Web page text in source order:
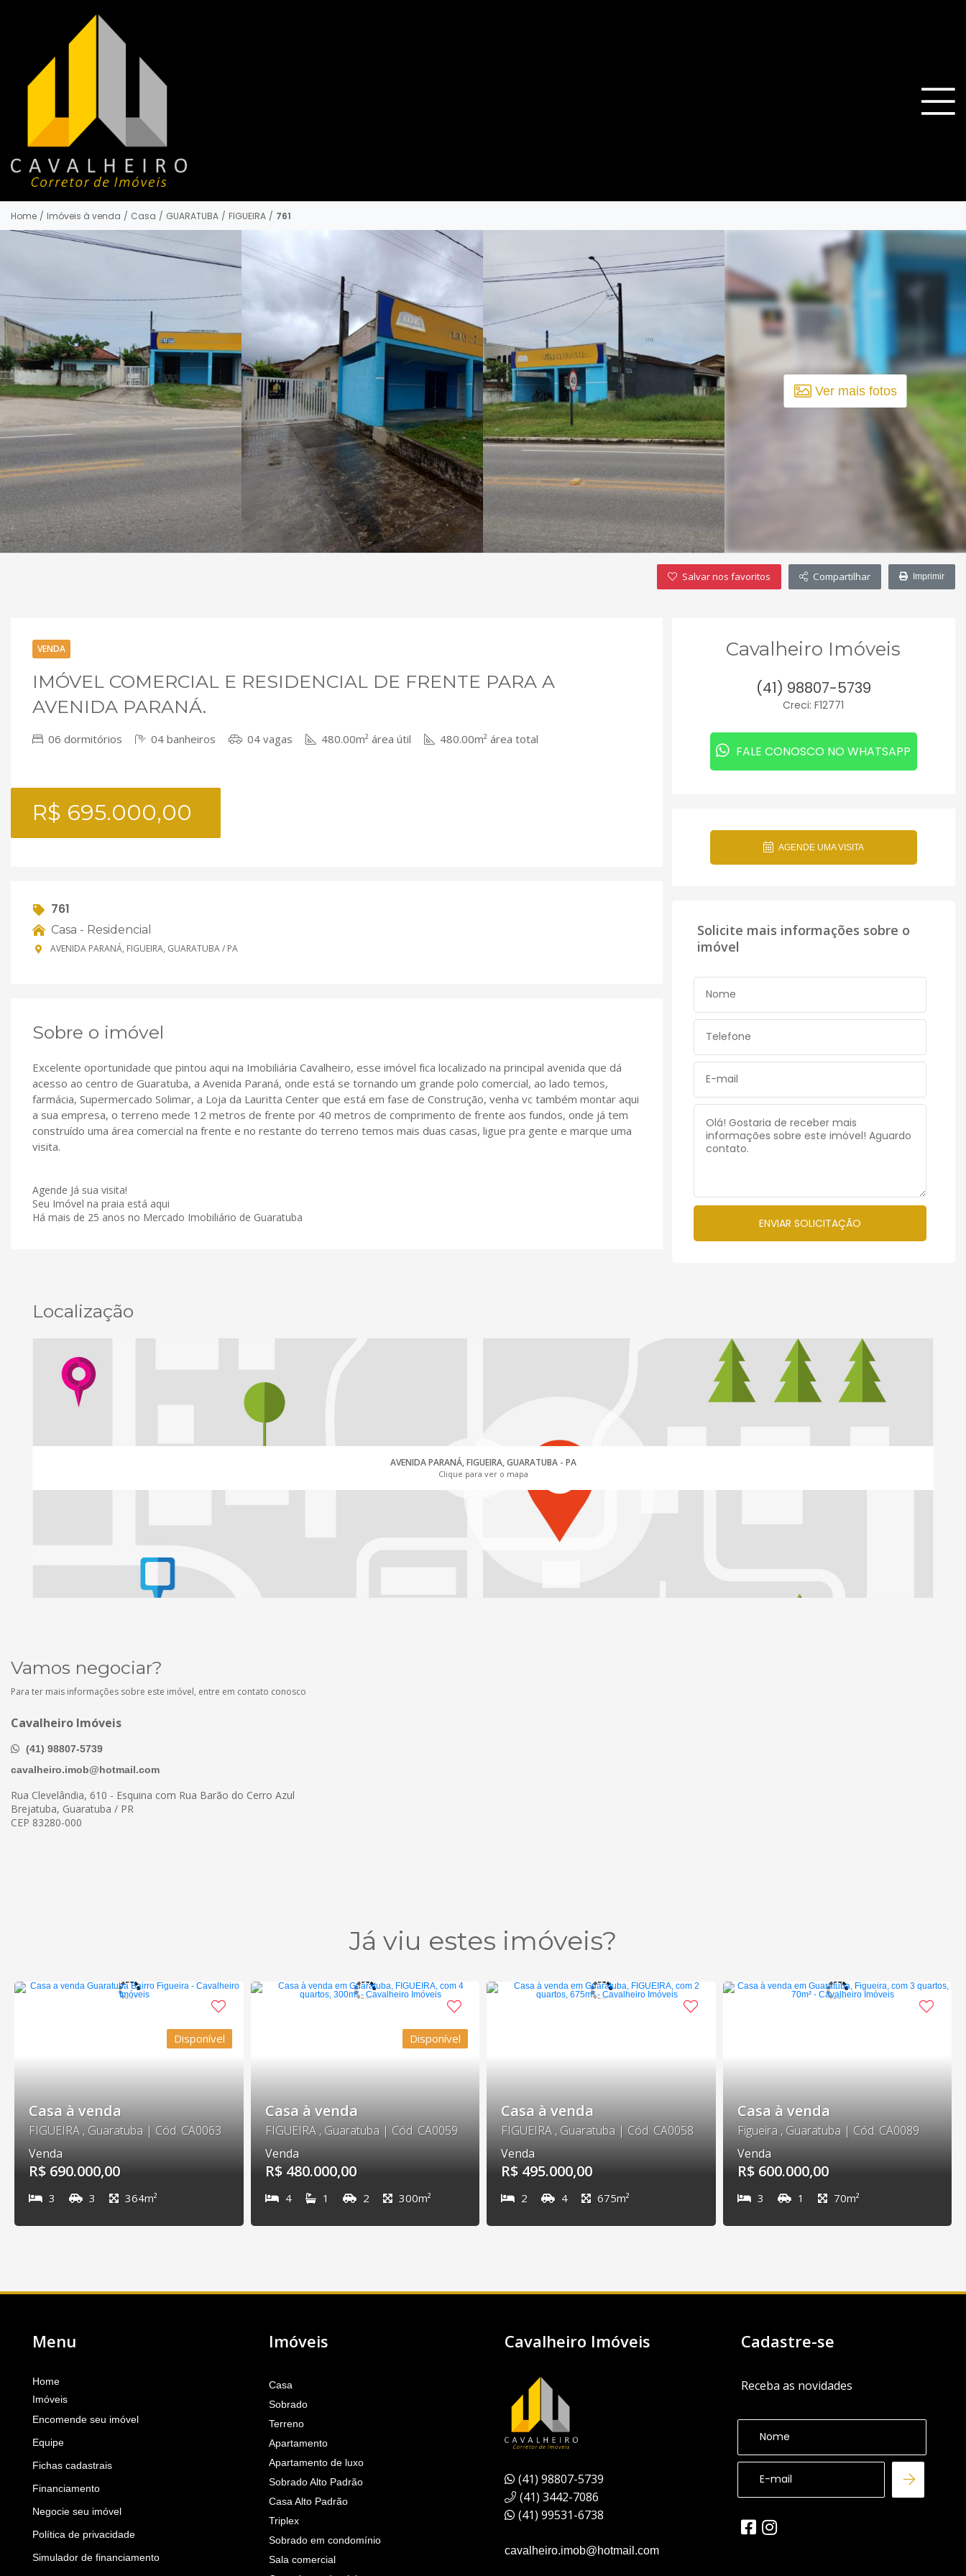
Home / Imóveis à venda / Casa / GUARATUBA / FIGUEIRA / 761
Ver mais fotos
Salvar nos favoritos Compartilhar Imprimir
VENDA
IMÓVEL COMERCIAL E RESIDENCIAL DE FRENTE PARA A
AVENIDA PARANÁ.
06 dormitórios 04 banheiros 04 vagas 480.00m² área útil 480.00m² área total
R$ 695.000,00
761
Casa - Residencial
AVENIDA PARANÁ, FIGUEIRA, GUARATUBA / PA
Sobre o imóvel
Excelente oportunidade que pintou aqui na Imobiliária Cavalheiro, esse imóvel fica localizado na principal avenida que dá
acesso ao centro de Guaratuba, a Avenida Paraná, onde está se tornando um grande polo comercial, ao lado temos,
farmácia, Supermercado Solimar, a Loja da Lauritta Center que está em fase de Construção, venha vc também montar aqui
a sua empresa, o terreno mede 12 metros de frente por 40 metros de comprimento de frente aos fundos, onde já tem
construído uma área comercial na frente e no restante do terreno temos mais duas casas, ligue pra gente e marque uma
visita.
Agende Já sua visita!
Seu Imóvel na praia está aqui
Há mais de 25 anos no Mercado Imobiliário de Guaratuba
Cavalheiro Imóveis
(41) 98807-5739
Creci: F12771
FALE CONOSCO NO WHATSAPP
AGENDE UMA VISITA
Solicite mais informações sobre o
imóvel
Localização
AVENIDA PARANÁ, FIGUEIRA, GUARATUBA - PA
Clique para ver o mapa
Vamos negociar?
Para ter mais informações sobre este imóvel, entre em contato conosco
Cavalheiro Imóveis
(41) 98807-5739
cavalheiro.imob@hotmail.com
Rua Clevelândia, 610 - Esquina com Rua Barão do Cerro Azul
Brejatuba, Guaratuba / PR
CEP 83280-000
Já viu estes imóveis?
Disponível
Casa à venda
FIGUEIRA , Guaratuba | Cód. CA0063
Venda
R$ 690.000,00
3 3 364m²
Disponível
Casa à venda
FIGUEIRA , Guaratuba | Cód. CA0059
Venda
R$ 480.000,00
4 1 2 300m²
Casa à venda
FIGUEIRA , Guaratuba | Cód. CA0058
Venda
R$ 495.000,00
2 4 675m²
Casa à venda
Figueira , Guaratuba | Cód. CA0089
Venda
R$ 600.000,00
3 1 70m²
Menu
Home
Imóveis
Encomende seu imóvel
Equipe
Fichas cadastrais
Financiamento
Negocie seu imóvel
Política de privacidade
Simulador de financiamento
Imóveis
Casa
Sobrado
Terreno
Apartamento
Apartamento de luxo
Sobrado Alto Padrão
Casa Alto Padrão
Triplex
Sobrado em condomínio
Sala comercial
Cavalheiro Imóveis
(41) 98807-5739
(41) 3442-7086
(41) 99531-6738
cavalheiro.imob@hotmail.com
Cadastre-se
Receba as novidades